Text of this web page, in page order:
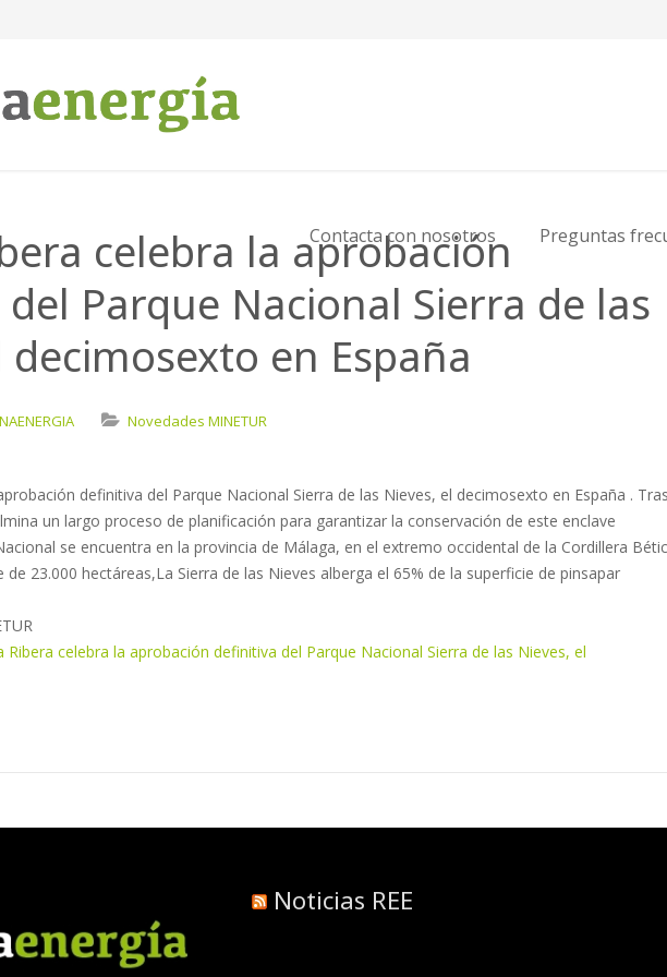
Contacta con nosotros Preguntas
celebra la aprobación
Parque Nacional Sierra de las
decimosexto en España
Novedades MINETUR
definitiva del Parque Nacional Sierra de las Nieves, el decimosexto en España . Tras
un largo proceso de planificación para garantizar la conservación de este enclave
se encuentra en la provincia de Málaga, en el extremo occidental de la Cordillera
de 23.000 hectáreas,La Sierra de las Nieves alberga el 65% de la superficie de pinsapar
Ribera celebra la aprobación definitiva del Parque Nacional Sierra de las Nieves, el
Noticias REE